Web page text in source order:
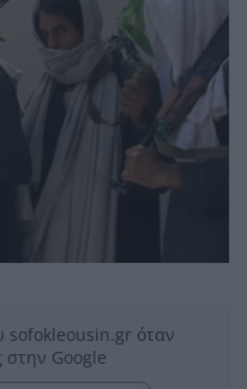
sofokleousin.gr όταν
στην Google